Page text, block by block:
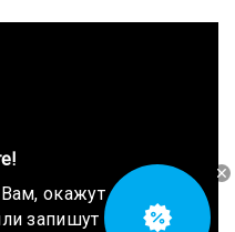
окажут
запишут на